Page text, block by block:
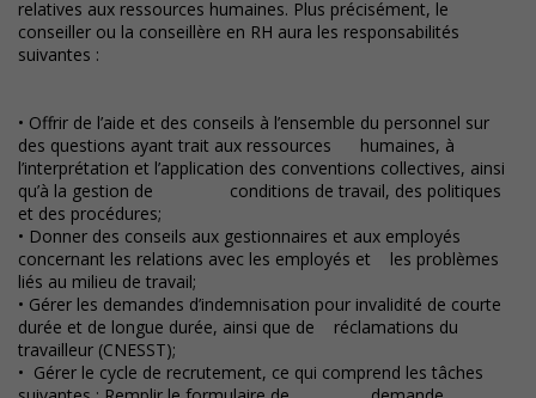
relatives aux ressources humaines. Plus précisément, le
conseiller ou la conseillère en RH aura les responsabilités
suivantes :
• Offrir de l’aide et des conseils à l’ensemble du personnel sur
des questions ayant trait aux ressources humaines, à
l’interprétation et l’application des conventions collectives, ainsi
qu’à la gestion de conditions de travail, des politiques
et des procédures;
• Donner des conseils aux gestionnaires et aux employés
concernant les relations avec les employés et les problèmes
liés au milieu de travail;
• Gérer les demandes d’indemnisation pour invalidité de courte
durée et de longue durée, ainsi que de réclamations du
travailleur (CNESST);
• Gérer le cycle de recrutement, ce qui comprend les tâches